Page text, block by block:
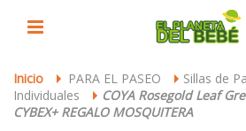
Inicio > PARA EL PASEO > Sillas de
Individuales
> COYA Rosegold Leaf
CYBEX+ REGALO MOSQUITERA